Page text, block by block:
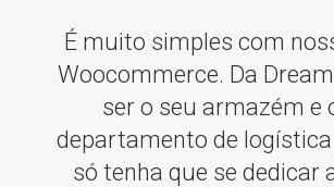
É muito simples com
Woocommerce. Da
ser o seu armazém e
departamento de
só tenha que se dedicar